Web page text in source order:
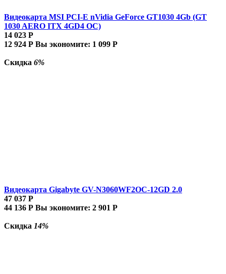
Видеокарта MSI PCI-E nVidia GeForce GT1030 4Gb (GT
1030 AERO ITX 4GD4 OC)
14 023 Р
12 924 Р Вы экономите: 1 099 Р
Скидка 6%
Видеокарта Gigabyte GV-N3060WF2OC-12GD 2.0
47 037 Р
44 136 Р Вы экономите: 2 901 Р
Скидка 14%